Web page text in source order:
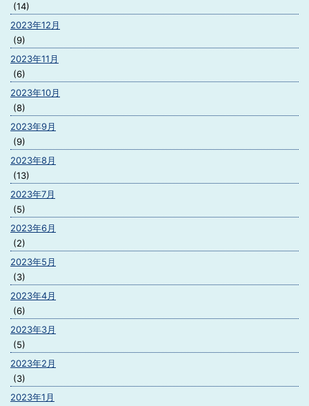
(14)
2023年12月
(9)
2023年11月
(6)
2023年10月
(8)
2023年9月
(9)
2023年8月
(13)
2023年7月
(5)
2023年6月
(2)
2023年5月
(3)
2023年4月
(6)
2023年3月
(5)
2023年2月
(3)
2023年1月